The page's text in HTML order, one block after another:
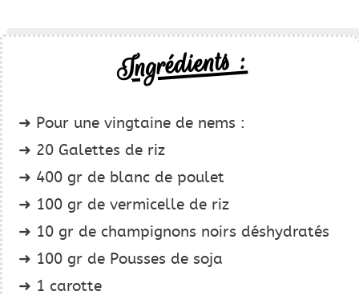
Ingrédients :
Pour une vingtaine de nems :
20 Galettes de riz
400 gr de blanc de poulet
100 gr de vermicelle de riz
10 gr de champignons noirs déshydratés
100 gr de Pousses de soja
1 carotte